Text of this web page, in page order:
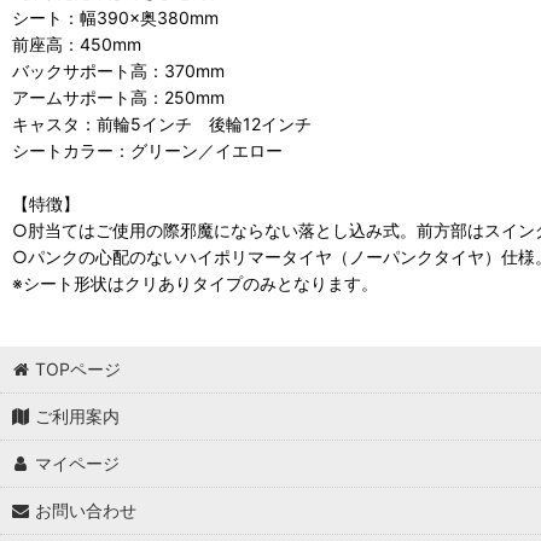
シート：幅390×奥380mm
前座高：450mm
バックサポート高：370mm
アームサポート高：250mm
キャスタ：前輪5インチ 後輪12インチ
シートカラー：グリーン／イエロー
【特徴】
○肘当てはご使用の際邪魔にならない落とし込み式。前方部はスイン
○パンクの心配のないハイポリマータイヤ（ノーパンクタイヤ）仕様。
※シート形状はクリありタイプのみとなります。
TOPページ
ご利用案内
マイページ
お問い合わせ